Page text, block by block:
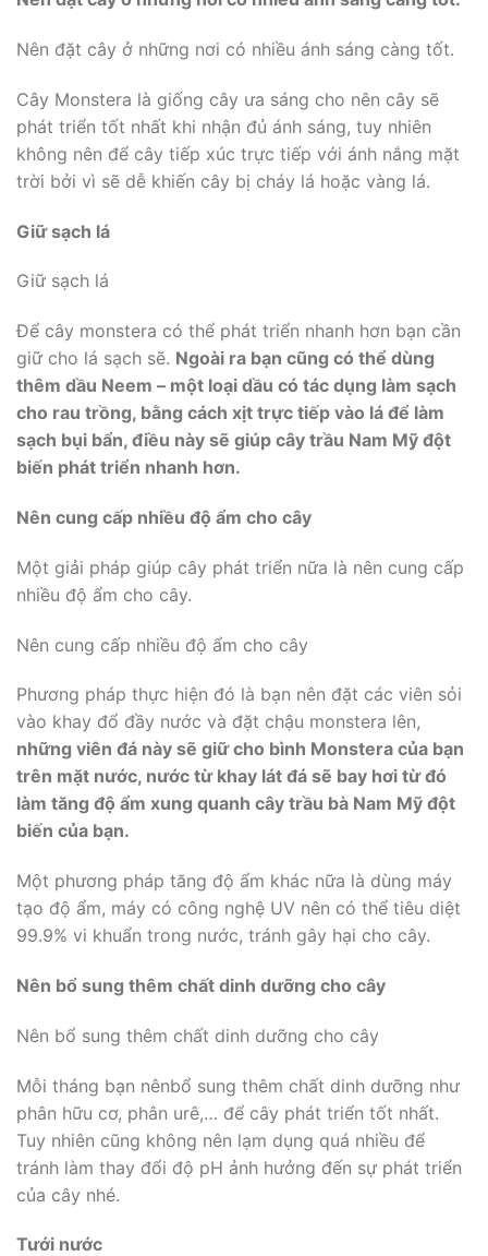
Nên đặt cây ở những nơi có nhiều ánh sáng càng tốt.
Cây Monstera là giống cây ưa sáng cho nên cây sẽ
phát triển tốt nhất khi nhận đủ ánh sáng, tuy nhiên
không nên để cây tiếp xúc trực tiếp với ánh nắng mặt
trời bởi vì sẽ dễ khiến cây bị cháy lá hoặc vàng lá.
Giữ sạch lá
Giữ sạch lá
Để cây monstera có thể phát triển nhanh hơn bạn cần
giữ cho lá sạch sẽ. Ngoài ra bạn cũng có thể dùng
thêm dầu Neem – một loại dầu có tác dụng làm sạch
cho rau trồng, bằng cách xịt trực tiếp vào lá để làm
sạch bụi bẩn, điều này sẽ giúp cây trầu Nam Mỹ đột
biến phát triển nhanh hơn.
Nên cung cấp nhiều độ ẩm cho cây
Một giải pháp giúp cây phát triển nữa là nên cung cấp
nhiều độ ẩm cho cây.
Nên cung cấp nhiều độ ẩm cho cây
Phương pháp thực hiện đó là bạn nên đặt các viên sỏi
vào khay đổ đầy nước và đặt chậu monstera lên,
những viên đá này sẽ giữ cho bình Monstera của bạn
trên mặt nước, nước từ khay lát đá sẽ bay hơi từ đó
làm tăng độ ẩm xung quanh cây trầu bà Nam Mỹ đột
biến của bạn.
Một phương pháp tăng độ ẩm khác nữa là dùng máy
tạo độ ẩm, máy có công nghệ UV nên có thể tiêu diệt
99.9% vi khuẩn trong nước, tránh gây hại cho cây.
Nên bổ sung thêm chất dinh dưỡng cho cây
Nên bổ sung thêm chất dinh dưỡng cho cây
Mỗi tháng bạn nênbổ sung thêm chất dinh dưỡng như
phân hữu cơ, phân urê,… để cây phát triển tốt nhất.
Tuy nhiên cũng không nên lạm dụng quá nhiều để
tránh làm thay đổi độ pH ảnh hưởng đến sự phát triển
của cây nhé.
Tưới nước